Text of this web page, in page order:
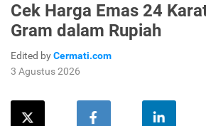
Cek Harga Emas 24
Gram dalam Rupiah
Edited byCermati.com
3 Agustus 2026